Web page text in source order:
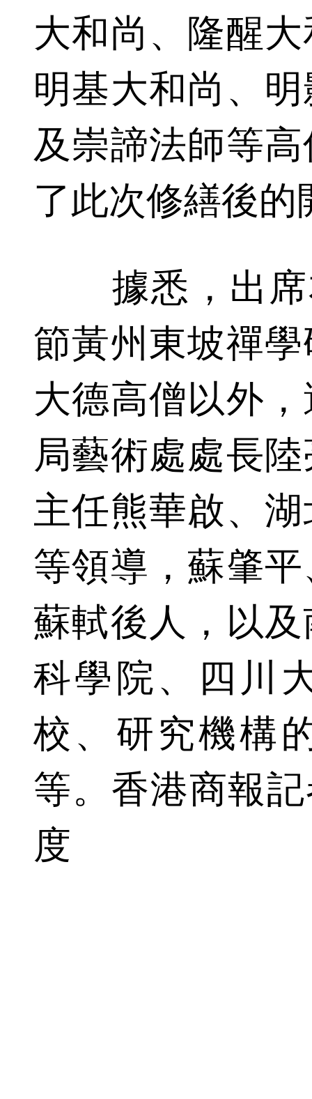
大和尚、隆醒
明基大和尚、
及崇諦法師等
了此次修繕後的
據悉，出席
節黃州東坡禪
大德高僧以外
局藝術處處長
主任熊華啟、
等領導，蘇肇
蘇軾後人，以
科學院、四川
校、研究機構
等。香港商報
度